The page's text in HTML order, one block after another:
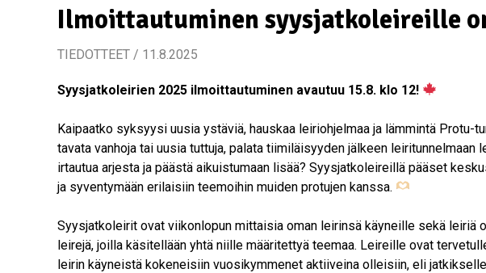
Ilmoittautuminen syysjatkoleireille
TIEDOTTEET / 11.8.2025
Syysjatkoleirien 2025 ilmoittautuminen avautuu 15.8. klo 12!
Kaipaatko syksyysi uusia ystäviä, hauskaa leiriohjelmaa ja lämmintä Protu-
tavata vanhoja tai uusia tuttuja, palata tiimiläisyyden jälkeen leiritunnelmaan
irtautua arjesta ja päästä aikuistumaan lisää? Syysjatkoleireillä pääset
ja syventymään erilaisiin teemoihin muiden protujen kanssa.
Syysjatkoleirit ovat viikonlopun mittaisia oman leirinsä käyneille sekä leiriä
leirejä, joilla käsitellään yhtä niille määritettyä teemaa. Leireille ovat
leirin käyneistä kokeneisiin vuosikymmenet aktiiveina olleisiin, eli